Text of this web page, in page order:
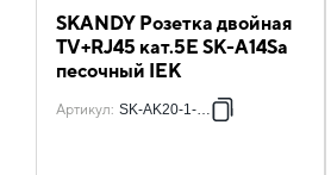
SKANDY Розетка двойная
TV+RJ45 кат.5E SK-A14Sa
песочный IEK
Артикул: SK-AK20-1-K98